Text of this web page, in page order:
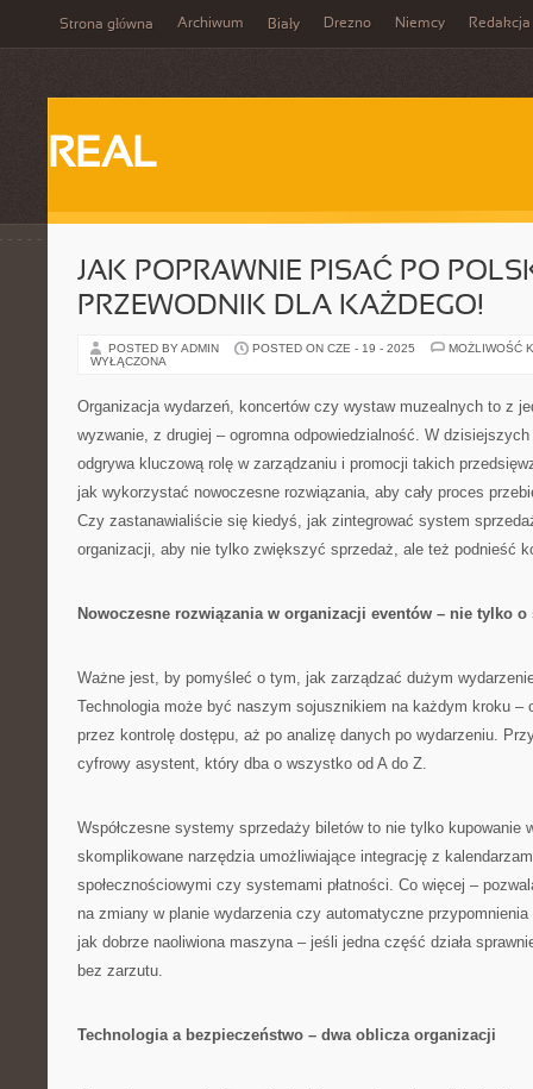
Strona główna Archiwum Biały Drezno Niemcy Redakcja
REAL
JAK POPRAWNIE PISAĆ PO
PRZEWODNIK DLA KAŻDEGO!
POSTED BY ADMIN POSTED ON CZE - 19 - 2025
MOŻLIWOŚĆ
WYŁĄCZONA
Organizacja wydarzeń, koncertów czy wystaw muzealnych to z
wyzwanie, z drugiej – ogromna odpowiedzialność. W
odgrywa kluczową rolę w zarządzaniu i promocji takich
jak wykorzystać nowoczesne rozwiązania, aby cały proces
Czy zastanawialiście się kiedyś, jak zintegrować system
organizacji, aby nie tylko zwiększyć sprzedaż, ale też podnieść
Nowoczesne rozwiązania w organizacji eventów – nie tylko
Ważne jest, by pomyśleć o tym, jak zarządzać dużym
Technologia może być naszym sojusznikiem na każdym kroku –
przez kontrolę dostępu, aż po analizę danych po wydarzeniu.
cyfrowy asystent, który dba o wszystko od A do Z.
Współczesne systemy sprzedaży biletów to nie tylko kupowanie
skomplikowane narzędzia umożliwiające integrację z
społecznościowymi czy systemami płatności. Co więcej –
na zmiany w planie wydarzenia czy automatyczne
jak dobrze naoliwiona maszyna – jeśli jedna część działa
bez zarzutu.
Technologia a bezpieczeństwo – dwa oblicza organizacji